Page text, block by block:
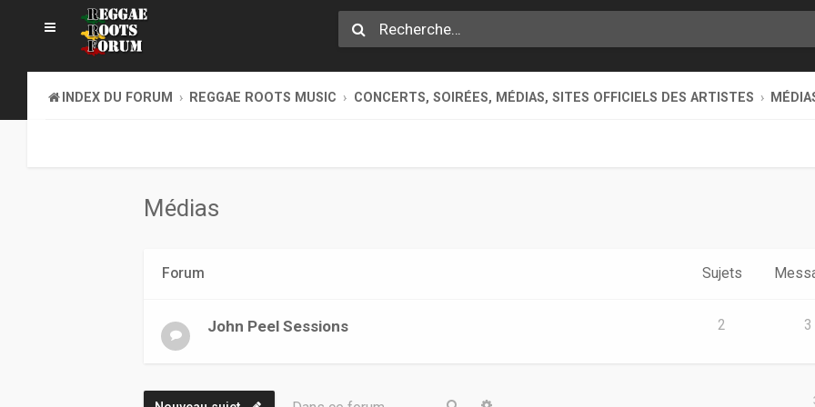
INDEX DU FORUM REGGAE ROOTS MUSIC CONCERTS, SOIRÉES, MÉDIAS, SITES OFFICIELS DES ARTISTES
Médias
Forum Sujets
John Peel Sessions 2 3